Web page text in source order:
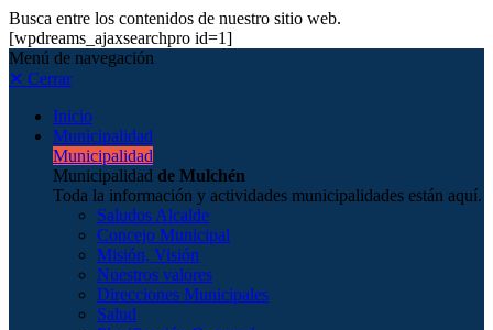
Busca entre los contenidos de nuestro sitio web.
[wpdreams_ajaxsearchpro id=1]
Menú de navegación
✕ Cerrar
Inicio
Municipalidad
Municipalidad
Municipalidad de Mulchén
Toda la información y actividades municipalidades están aquí.
Saludos Alcalde
Concejo Municipal
Misión, Visión
Nuestros valores
Direcciones Municipales
Salud